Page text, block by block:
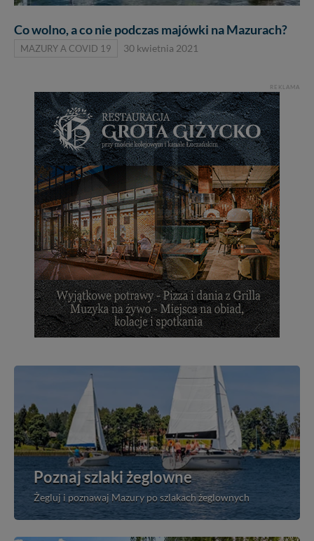
Co wolno, a co nie podczas majówki na Mazurach?
MAZURY A COVID 19 30 kwietnia 2021
REKLAMA
Poznaj szlaki żeglowne
Żegluj i poznawaj Mazury po szlakach żeglownych